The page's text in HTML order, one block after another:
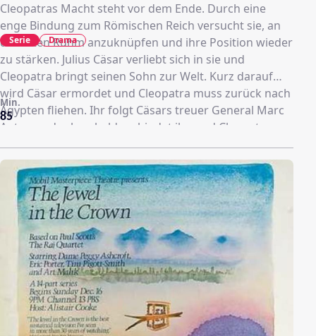
Cleopatras Macht steht vor dem Ende. Durch eine
enge Bindung zum Römischen Reich versucht sie, an
den alten Ruhm anzuknüpfen und ihre Position wieder
zu stärken. Julius Cäsar verliebt sich in sie und
Cleopatra bringt seinen Sohn zur Welt. Kurz darauf
wird Cäsar ermordet und Cleopatra muss zurück nach
Ägypten fliehen. Ihr folgt Cäsars treuer General Marc
Anton und schon bald verbindet ihn und Cleopatra
mehr als nur gegenseitige Hochachtung. Doch dem
Ränkespiel und den Intrigen Roms sind beide nicht
gewachsen.
85
Min.
Serie Drama